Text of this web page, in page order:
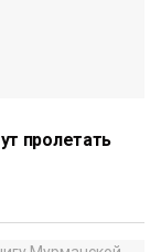
пролетать